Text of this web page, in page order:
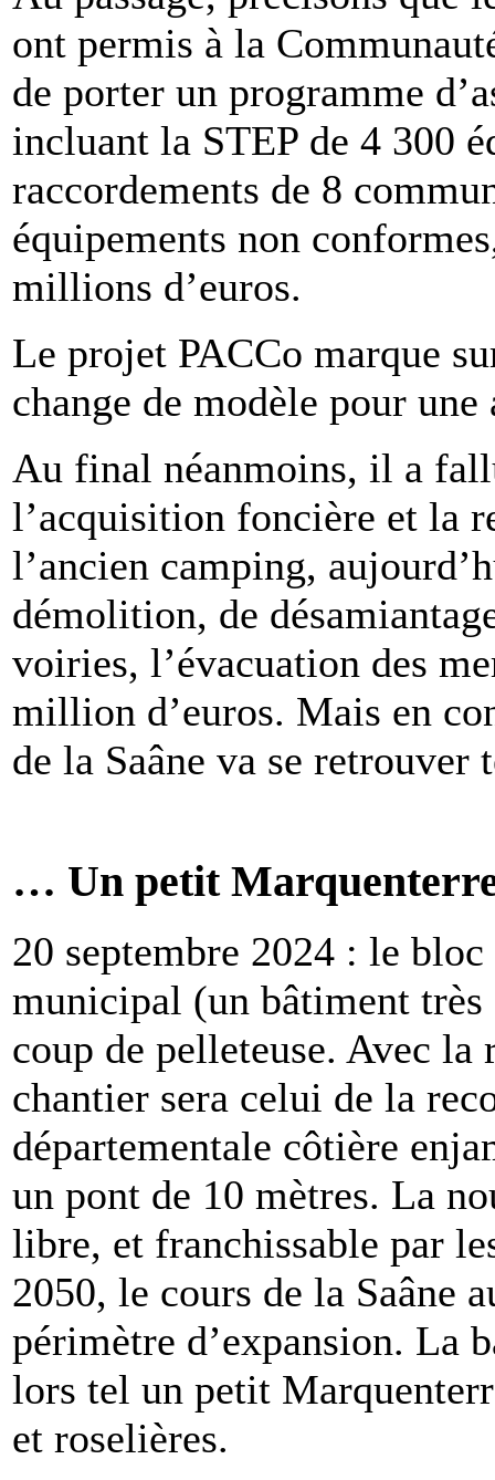
ont permis à la
de porter un programme
incluant la STEP de 4 300
raccordements de 8
équipements non
millions d’euros.
Le projet PACCo marque
change de modèle pour
Au final néanmoins, il a
l’acquisition foncière et la
l’ancien camping,
démolition, de
voiries, l’évacuation des
million d’euros. Mais en
de la Saâne va se
… Un petit
20 septembre 2024 : le
municipal (un bâtiment très
coup de pelleteuse. Avec
chantier sera celui de la
départementale côtière
un pont de 10 mètres. La
libre, et franchissable par
2050, le cours de la Saâne
périmètre d’expansion. La
lors tel un petit
et roselières.